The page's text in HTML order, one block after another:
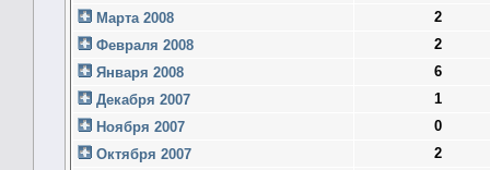
Марта 2008
2
Февраля 2008
2
Января 2008
6
Декабря 2007
1
Ноября 2007
0
Октября 2007
2